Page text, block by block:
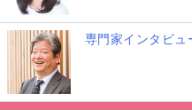
専門家インタビュ